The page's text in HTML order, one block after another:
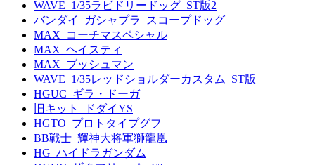
WAVE_1/35ラビドリードッグ_ST版2
バンダイ_ガシャプラ_スコープドッグ
MAX_コーチマスペシャル
MAX_ヘイスティ
MAX_ブッシュマン
WAVE_1/35レッドショルダーカスタム_ST版
HGUC_ギラ・ドーガ
旧キット_ドダイYS
HGTO_プロトタイプグフ
BB戦士_輝神大将軍獅龍凰
HG_ハイドラガンダム